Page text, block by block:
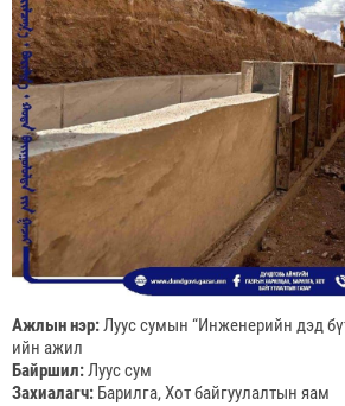
Ажлын нэр: Луус сумын “Инженерийн дэд
ийн ажил
Байршил: Луус сум
Захиалагч: Барилга, Хот байгуулалтын яам